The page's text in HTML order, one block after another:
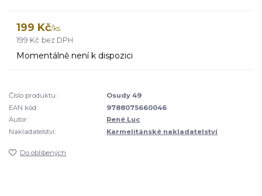
199 Kč/ks
199 Kč bez DPH
Momentálně není k dispozici
Číslo produktu:
Osudy 49
EAN kód:
9788075660046
Autor:
René Luc
Nakladatelství:
Karmelitánské nakladatelství
Do oblíbených